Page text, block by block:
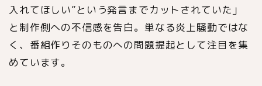
入れてほしい”という発言までカットされていた」
と制作側への不信感を告白。単なる炎上騒動ではな
く、番組作りそのものへの問題提起として注目を集
めています。